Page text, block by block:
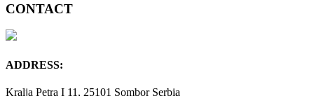
CONTACT
ADDRESS:
Kralja Petra I 11, 25101 Sombor Serbia